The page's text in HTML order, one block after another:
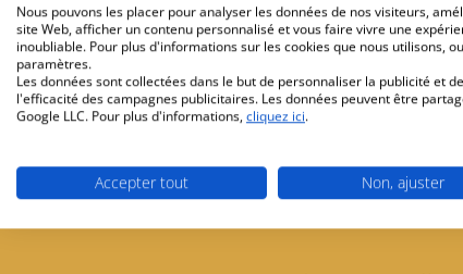
Livraison gratuite à partir de 449 €
Nous pouvons les placer pour analyser les données de nos visiteurs,
site Web, afficher un contenu personnalisé et vous faire vivre une
inoubliable. Pour plus d'informations sur les cookies que nous utilisons,
paramètres.
Les données sont collectées dans le but de personnaliser la publicité et
l'efficacité des campagnes publicitaires. Les données peuvent être
Google LLC. Pour plus d'informations, cliquez ici.
Accepter tout Non, ajuster